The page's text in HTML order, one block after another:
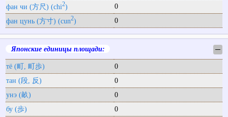
фан чи (方尺) (chi2)
0
фан цунь (方寸) (cun2) 0
Японские единицы площади: ─
тё (町, 町歩)
0
тан (段, 反)
0
унэ (畝)
0
бу (歩)
0